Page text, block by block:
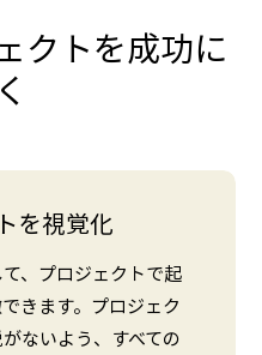
クトを成功に
を視覚化
、プロジェクトで起
きます。プロジェク
ないよう、すべての